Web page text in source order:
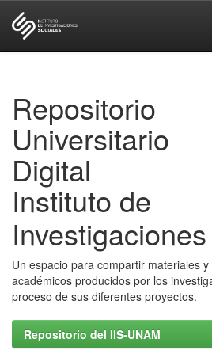
Repositorio
Universitario
Digital
Instituto de
Un espacio para compartir materiales
académicos producidos por los
proceso de sus diferentes proyectos.
Repositorio del IIS-UNAM